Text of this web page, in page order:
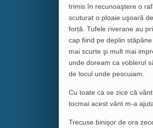
trimis în recunoaştere o
scuturat o ploaie uşoară
forță. Tufele riverane au
cap fiind pe deplin
mai scurte şi mult mai
unde doream ca voblerul
de locul unde pescuiam.
Cu toate ca se zice că
tocmai acest vânt m-a
Trecuse binişor de ora